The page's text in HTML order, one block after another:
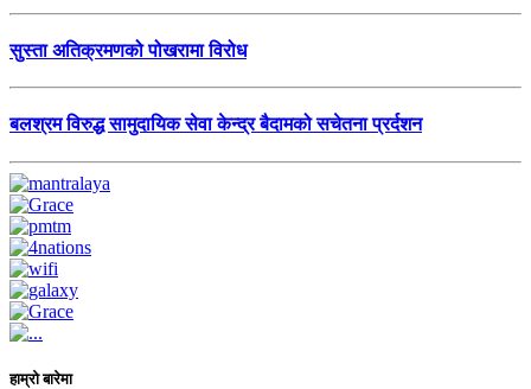
सुस्ता अतिक्रमणको पोखरामा विरोध
बलश्रम विरुद्ध सामुदायिक सेवा केन्द्र बैदामको सचेतना प्रर्दशन
हाम्रो बारेमा